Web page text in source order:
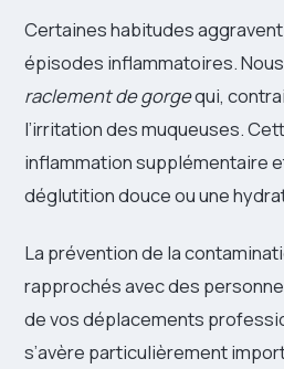
Certaines habitudes
épisodes inflammatoires.
raclement de gorgequi,
l’irritation des muqueuses.
inflammation supplémentaire
déglutition douce ou une
La prévention de la
rapprochés avec des
de vos déplacements
s’avère particulièrement